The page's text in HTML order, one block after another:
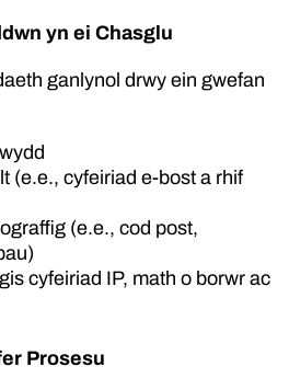
yn ei Chasglu
ganlynol drwy ein gwefan
(e.e., cyfeiriad e-bost a rhif
(e.e., cod post,
cyfeiriad IP, math o borwr ac
Prosesu